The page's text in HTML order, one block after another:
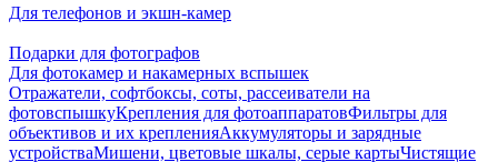
Для телефонов и экшн-камер
Подарки для фотографов
Для фотокамер и накамерных вспышек
Отражатели, софтбоксы, соты, рассеиватели на
фотовспышкуКрепления для фотоаппаратовФильтры для
объективов и их крепленияАккумуляторы и зарядные
устройстваМишени, цветовые шкалы, серые картыЧистящие